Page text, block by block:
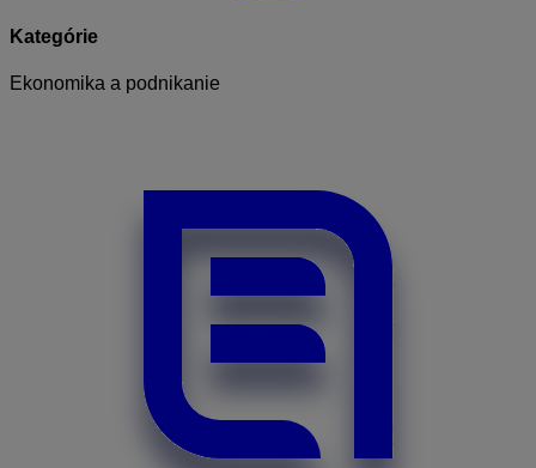
Kategórie
Ekonomika a podnikanie